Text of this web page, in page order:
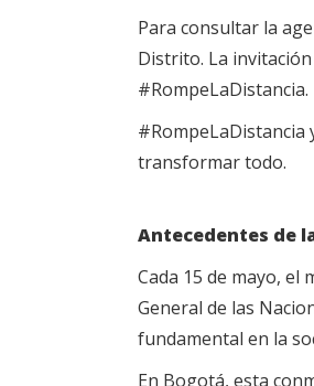
Para consultar la
Distrito. La
#RompeLaDistancia.
#RompeLaDistancia
transformar todo.
Antecedentes de
Cada 15 de mayo, el
General de las
fundamental en la
En Bogotá, esta